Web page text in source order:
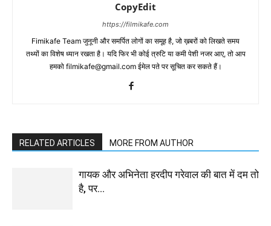
CopyEdit
https://filmikafe.com
Fimikafe Team जुनूनी और समर्पित लोगों का समूह है, जो ख़बरों को लिखते समय
तथ्‍यों का विशेष ध्‍यान रखता है। यदि फिर भी कोई त्रुटि या कमी पेशी नजर आए, तो आप
हमको filmikafe@gmail.com ईमेल पते पर सूचित कर सकते हैं।
RELATED ARTICLES MORE FROM AUTHOR
गायक और अभिनेता हरदीप गरेवाल की बात में दम तो
है, पर…